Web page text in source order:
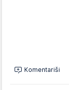
Komentariši